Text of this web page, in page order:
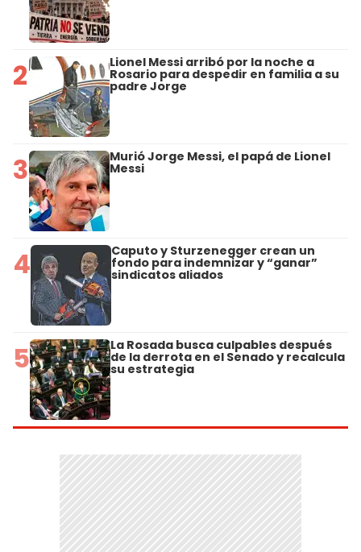
2 Lionel Messi arribó por la noche a
Rosario para despedir en familia a su
padre Jorge
3 Murió Jorge Messi, el papá de Lionel
Messi
4 Caputo y Sturzenegger crean un
fondo para indemnizar y “ganar”
sindicatos aliados
5 La Rosada busca culpables después
de la derrota en el Senado y recalcula
su estrategia